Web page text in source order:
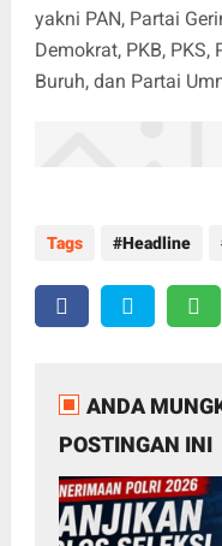
yakni PAN, Partai
Demokrat, PKB, PKS,
Buruh, dan Partai
Tags Headline
ANDA
POSTINGAN INI